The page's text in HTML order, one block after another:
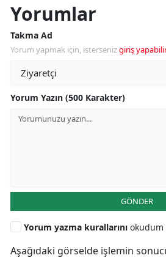
Yorumlar
Takma Ad
Yorum yapmak için, istersenizgiriş
Yorum Yazın (500 Karakter)
GÖNDER
Yorum yazma kurallarını okudum
Aşağıdaki görselde işlemin